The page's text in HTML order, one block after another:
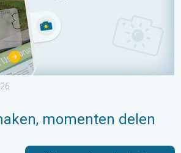
momenten delen